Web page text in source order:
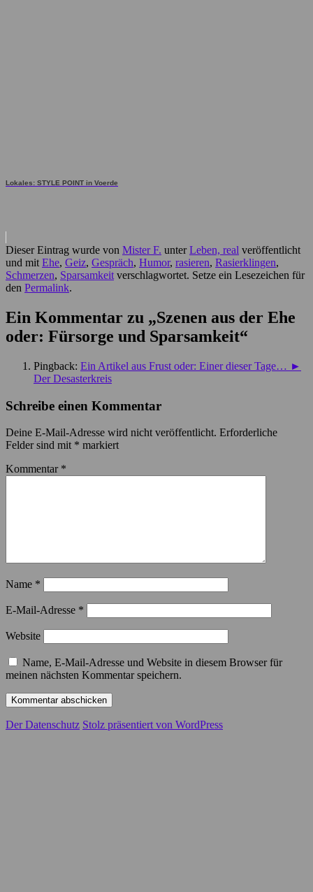
Lokales: STYLE POINT in Voerde
Dieser Eintrag wurde von Mister F. unterLeben, real veröffentlicht
und mit Ehe, Geiz, Gespräch, Humor, rasieren, Rasierklingen,
Schmerzen, Sparsamkeit verschlagwortet. Setze ein Lesezeichen für
den Permalink.
Ein Kommentar zu „Szenen aus der Ehe
oder: Fürsorge und Sparsamkeit“
Pingback: Ein Artikel aus Frust oder: Einer dieser Tage… ►
Der Desasterkreis
Schreibe einen Kommentar
Deine E-Mail-Adresse wird nicht veröffentlicht. Erforderliche
Felder sind mit * markiert
Kommentar *
Name *
E-Mail-Adresse *
Website
Name, E-Mail-Adresse und Website in diesem Browser für
meinen nächsten Kommentar speichern.
Der Datenschutz Stolz präsentiert von WordPress